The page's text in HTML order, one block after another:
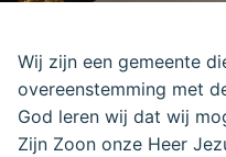
Wij zijn een gemeente
overeenstemming met
God leren wij dat wij
Zijn Zoon onze Heer